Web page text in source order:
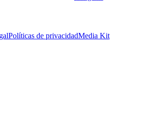
Políticas de privacidadMedia Kit